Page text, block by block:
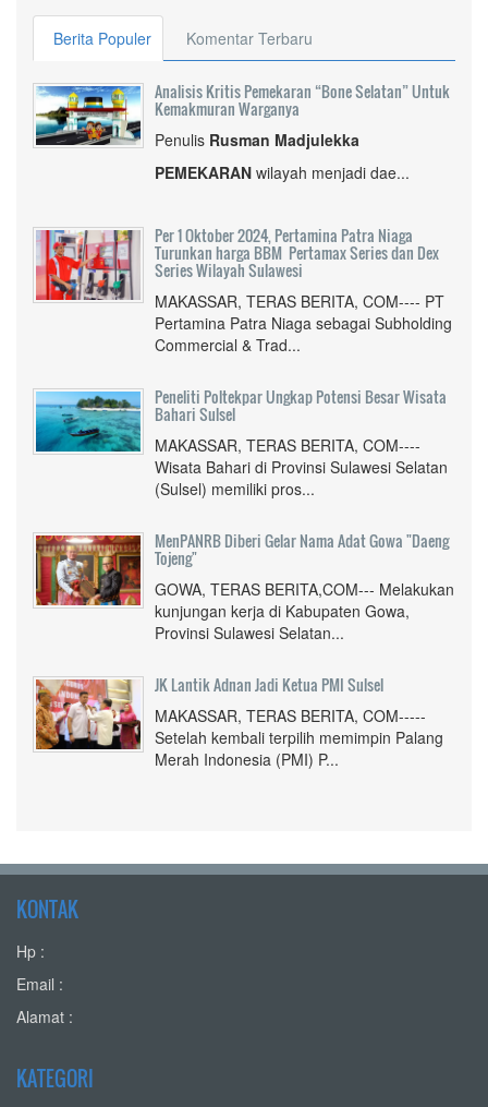
Berita Populer Komentar Terbaru
Analisis Kritis Pemekaran “Bone Selatan” Untuk
Kemakmuran Warganya
Penulis Rusman Madjulekka
PEMEKARAN wilayah menjadi dae...
Per 1 Oktober 2024, Pertamina Patra Niaga
Turunkan harga BBM Pertamax Series dan Dex
Series Wilayah Sulawesi
MAKASSAR, TERAS BERITA, COM---- PT
Pertamina Patra Niaga sebagai Subholding
Commercial & Trad...
Peneliti Poltekpar Ungkap Potensi Besar Wisata
Bahari Sulsel
MAKASSAR, TERAS BERITA, COM----
Wisata Bahari di Provinsi Sulawesi Selatan
(Sulsel) memiliki pros...
MenPANRB Diberi Gelar Nama Adat Gowa "Daeng
Tojeng"
GOWA, TERAS BERITA,COM--- Melakukan
kunjungan kerja di Kabupaten Gowa,
Provinsi Sulawesi Selatan...
JK Lantik Adnan Jadi Ketua PMI Sulsel
MAKASSAR, TERAS BERITA, COM-----
Setelah kembali terpilih memimpin Palang
Merah Indonesia (PMI) P...
KONTAK
Hp :
Email :
Alamat :
KATEGORI